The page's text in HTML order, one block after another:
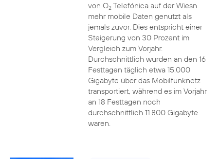
von O2Telefónica auf der Wiesn
mehr mobile Daten genutzt als
jemals zuvor. Dies entspricht einer
Steigerung von 30 Prozent im
Vergleich zum Vorjahr.
Durchschnittlich wurden an den 16
Festtagen täglich etwa 15.000
Gigabyte über das Mobilfunknetz
transportiert, während es im Vorjahr
an 18 Festtagen noch
durchschnittlich 11.800 Gigabyte
waren.